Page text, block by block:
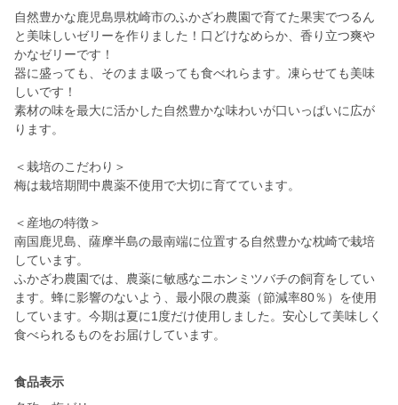
自然豊かな鹿児島県枕崎市のふかざわ農園で育てた果実でつるん
と美味しいゼリーを作りました！口どけなめらか、香り立つ爽や
かなゼリーです！
器に盛っても、そのまま吸っても食べれらます。凍らせても美味
しいです！
素材の味を最大に活かした自然豊かな味わいが口いっぱいに広が
ります。
＜栽培のこだわり＞
梅は栽培期間中農薬不使用で大切に育てています。
＜産地の特徴＞
南国鹿児島、薩摩半島の最南端に位置する自然豊かな枕崎で栽培
しています。
ふかざわ農園では、農薬に敏感なニホンミツバチの飼育をしてい
ます。蜂に影響のないよう、最小限の農薬（節減率80％）を使用
しています。今期は夏に1度だけ使用しました。安心して美味しく
食品表示